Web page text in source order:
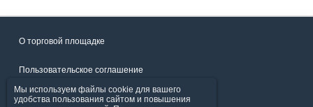
О торговой площадке
Пользовательское соглашение
Политика конфиденциальности
Мы используем файлы cookie для вашего
удобства пользования сайтом и повышения